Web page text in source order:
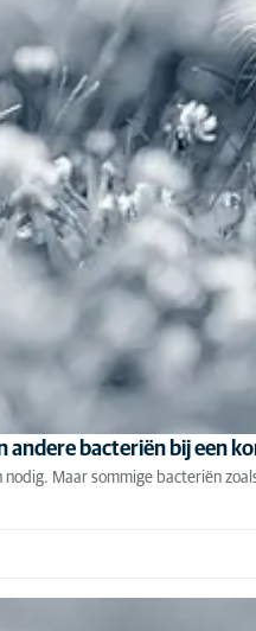
andere bacteriën bij een
nodig. Maar sommige bacteriën